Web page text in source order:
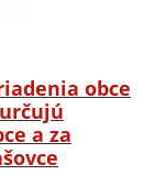
obce
a za